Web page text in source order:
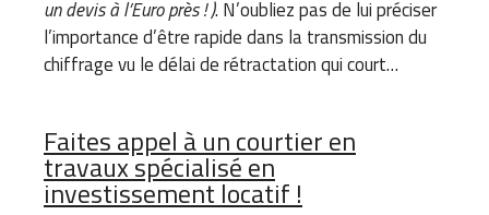
un devis à l’Euro près ! ). N’oubliez pas de lui préciser
l’importance d’être rapide dans la transmission du
chiffrage vu le délai de rétractation qui court…
Faites appel à un courtier en
travaux spécialisé en
investissement locatif !